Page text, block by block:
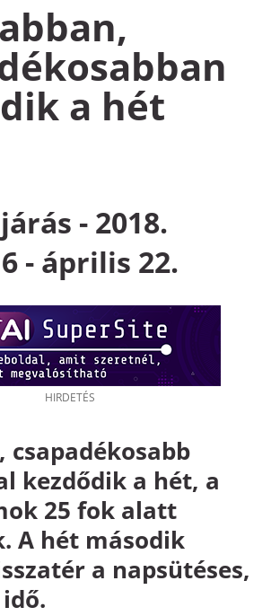
a hét
- 2018.
- április 22.
csapadékosabb
kezdődik a hét, a
25 fok alatt
A hét második
a napsütéses,